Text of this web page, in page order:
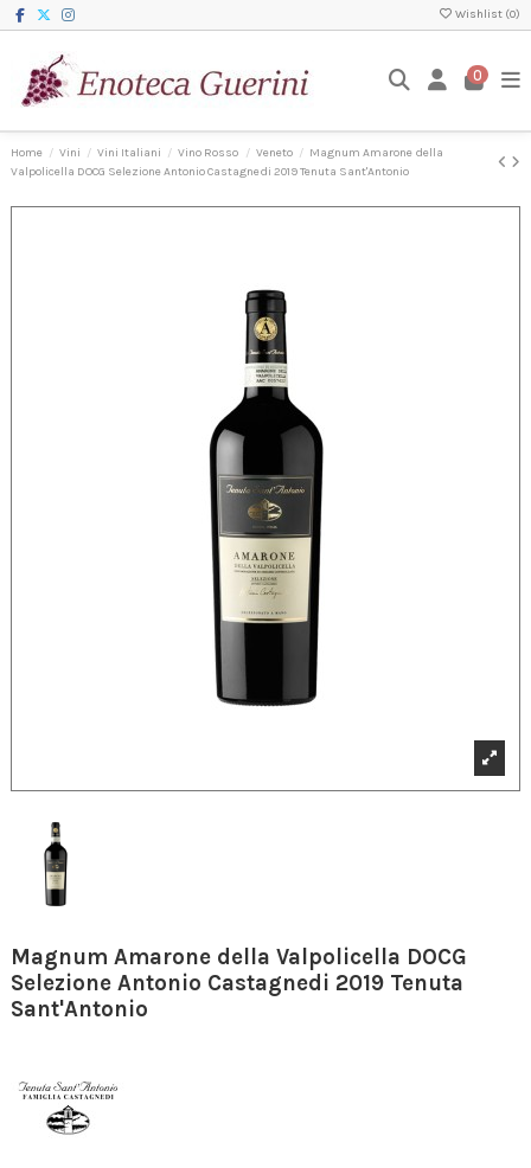
Wishlist (0)
0
Home Vini Vini Italiani Vino Rosso Veneto
Magnum Amarone della
Valpolicella DOCG Selezione Antonio Castagnedi 2019 Tenuta Sant'Antonio
Magnum Amarone della Valpolicella DOCG
Selezione Antonio Castagnedi 2019 Tenuta
Sant'Antonio